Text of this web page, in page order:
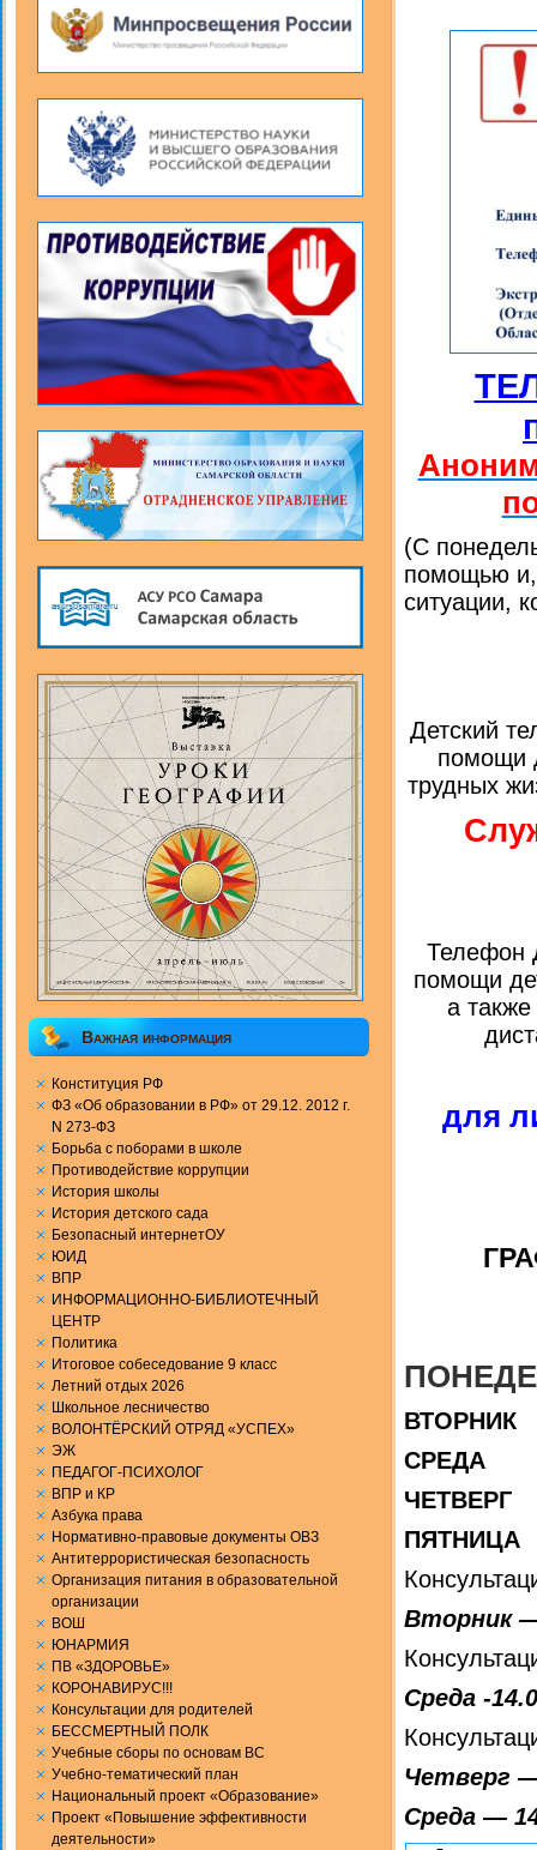
Важная информация
Конституция РФ
ФЗ «Об образовании в РФ» от 29.12. 2012 г.
N 273-ФЗ
Борьба с поборами в школе
Противодействие коррупции
История школы
История детского сада
Безопасный интернетОУ
ЮИД
ВПР
ИНФОРМАЦИОННО-БИБЛИОТЕЧНЫЙ
ЦЕНТР
Политика
Итоговое собеседование 9 класс
Летний отдых 2026
Школьное лесничество
ВОЛОНТЁРСКИЙ ОТРЯД «УСПЕХ»
ЭЖ
ПЕДАГОГ-ПСИХОЛОГ
ВПР и КР
Aзбука права
Нормативно-правовые документы ОВЗ
Антитеррористическая безопасность
Организация питания в образовательной
организации
ВОШ
ЮНАРМИЯ
ПВ «ЗДОРОВЬЕ»
КОРОНАВИРУС!!!
Консультации для родителей
БЕССМЕРТНЫЙ ПОЛК
Учебные сборы по основам ВС
Учебно-тематический план
Национальный проект «Образование»
Проект «Повышение эффективности
деятельности»
(С
помощью и,
ситуации,
Детский
помощи
трудных
Телефон
помощи
а
для
СРЕДА
ПЯТНИЦА
Вторник —
Среда -
Четверг —
Среда —